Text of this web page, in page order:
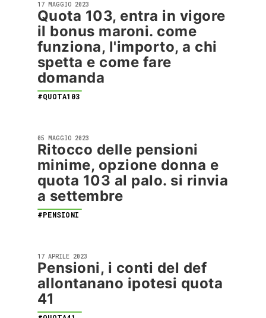
17 MAGGIO 2023
Quota 103, entra in vigore
il bonus maroni. come
funziona, l'importo, a chi
spetta e come fare
domanda
#QUOTA103
05 MAGGIO 2023
Ritocco delle pensioni
minime, opzione donna e
quota 103 al palo. si rinvia
a settembre
#PENSIONI
17 APRILE 2023
Pensioni, i conti del def
allontanano ipotesi quota
41